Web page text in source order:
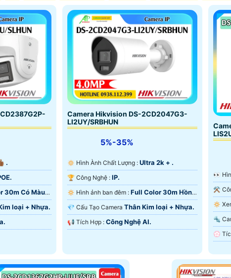
.
30m Có Màu
loại + Nhựa.
Camera Hikvision DS-2CD2047G3-
LI2UY/SRBHUN
5%-35%
🔅 Hình Ành Chất Lượng : Ultra 2k + .
🏆 Công Nghệ : IP.
🔅 Hình ảnh ban đêm : Full Color 30m Hồng
Ngoại SMD.
💎 Cấu Tạo Camera Thân Kim loại + Nhựa.
️📢 Tích Hợp : Công Nghệ AI.
️👀
Ban🔩